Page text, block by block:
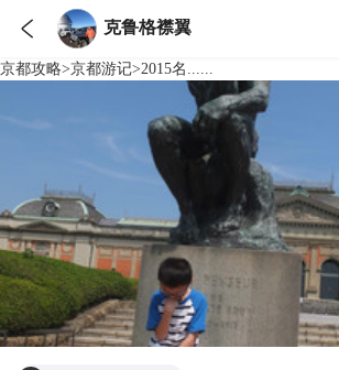
 克鲁格襟翼
京都攻略>京都游记>2015名......